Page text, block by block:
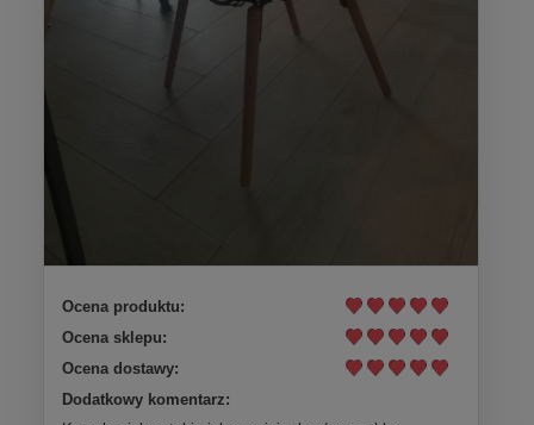
Ocena produktu:
Ocena sklepu:
Ocena dostawy:
Dodatkowy komentarz: